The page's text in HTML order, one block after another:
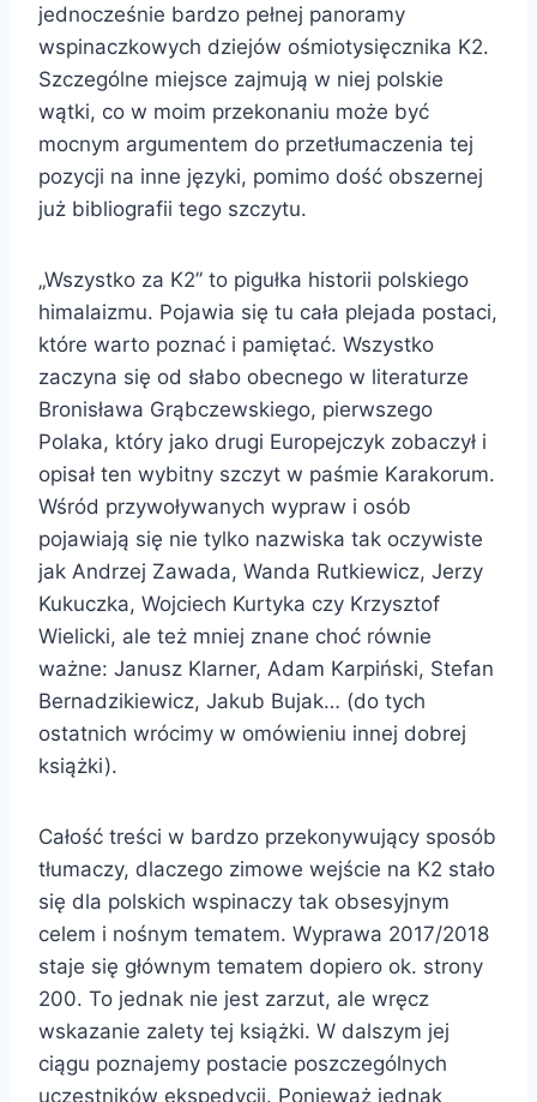
jednocześnie bardzo pełnej panoramy
wspinaczkowych dziejów ośmiotysięcznika K2.
Szczególne miejsce zajmują w niej polskie
wątki, co w moim przekonaniu może być
mocnym argumentem do przetłumaczenia tej
pozycji na inne języki, pomimo dość obszernej
już bibliografii tego szczytu.
„Wszystko za K2” to pigułka historii polskiego
himalaizmu. Pojawia się tu cała plejada postaci,
które warto poznać i pamiętać. Wszystko
zaczyna się od słabo obecnego w literaturze
Bronisława Grąbczewskiego, pierwszego
Polaka, który jako drugi Europejczyk zobaczył i
opisał ten wybitny szczyt w paśmie Karakorum.
Wśród przywoływanych wypraw i osób
pojawiają się nie tylko nazwiska tak oczywiste
jak Andrzej Zawada, Wanda Rutkiewicz, Jerzy
Kukuczka, Wojciech Kurtyka czy Krzysztof
Wielicki, ale też mniej znane choć równie
ważne: Janusz Klarner, Adam Karpiński, Stefan
Bernadzikiewicz, Jakub Bujak… (do tych
ostatnich wrócimy w omówieniu innej dobrej
książki).
Całość treści w bardzo przekonywujący sposób
tłumaczy, dlaczego zimowe wejście na K2 stało
się dla polskich wspinaczy tak obsesyjnym
celem i nośnym tematem. Wyprawa 2017/2018
staje się głównym tematem dopiero ok. strony
200. To jednak nie jest zarzut, ale wręcz
wskazanie zalety tej książki. W dalszym jej
ciągu poznajemy postacie poszczególnych
uczestników ekspedycji. Ponieważ jednak